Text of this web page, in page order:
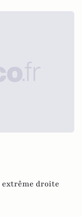
extrême droite